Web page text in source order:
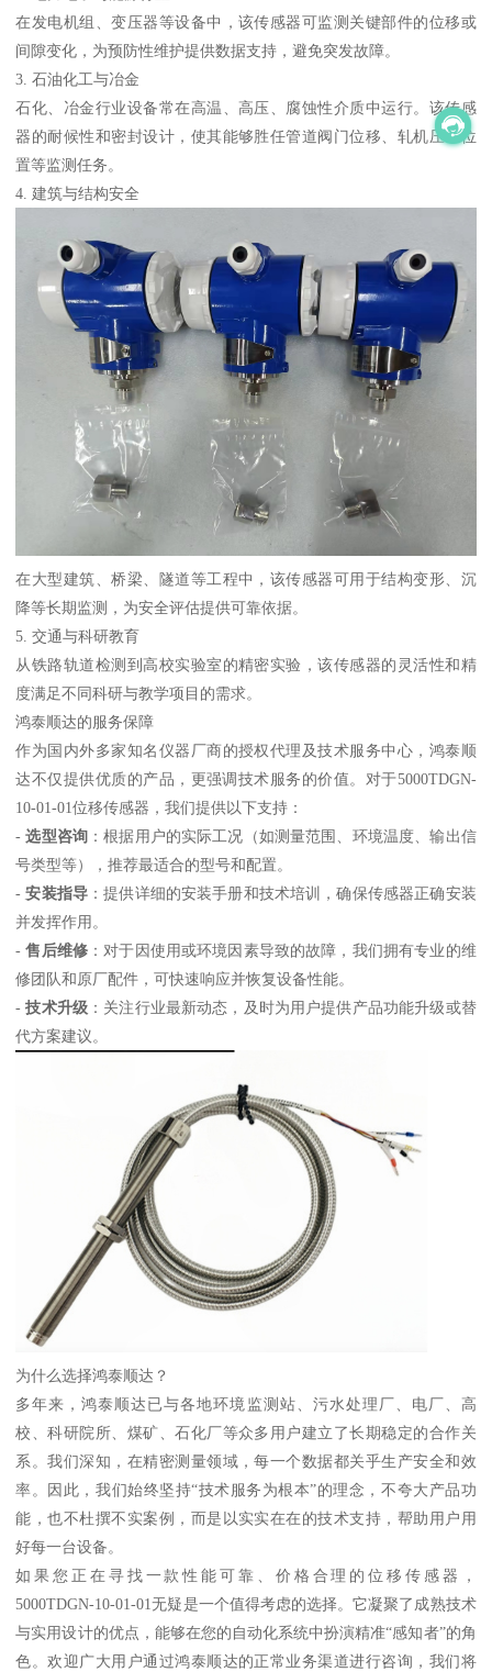
在发电机组、变压器等设备中，该传感器可监测关键部件的位移或
间隙变化，为预防性维护提供数据支持，避免突发故障。
3. 石油化工与冶金
石化、冶金行业设备常在高温、高压、腐蚀性介质中运行。该传感
器的耐候性和密封设计，使其能够胜任管道阀门位移、轧机压下位
置等监测任务。
4. 建筑与结构安全
在大型建筑、桥梁、隧道等工程中，该传感器可用于结构变形、沉
降等长期监测，为安全评估提供可靠依据。
5. 交通与科研教育
从铁路轨道检测到高校实验室的精密实验，该传感器的灵活性和精
度满足不同科研与教学项目的需求。
鸿泰顺达的服务保障
作为国内外多家知名仪器厂商的授权代理及技术服务中心，鸿泰顺
达不仅提供优质的产品，更强调技术服务的价值。对于5000TDGN-
10-01-01位移传感器，我们提供以下支持：
-选型咨询 ：根据用户的实际工况（如测量范围、环境温度、输出信
号类型等），推荐最适合的型号和配置。
-安装指导 ：提供详细的安装手册和技术培训，确保传感器正确安装
并发挥作用。
-售后维修 ：对于因使用或环境因素导致的故障，我们拥有专业的维
修团队和原厂配件，可快速响应并恢复设备性能。
-技术升级 ：关注行业最新动态，及时为用户提供产品功能升级或替
代方案建议。
为什么选择鸿泰顺达？
多年来，鸿泰顺达已与各地环境监测站、污水处理厂、电厂、高
校、科研院所、煤矿、石化厂等众多用户建立了长期稳定的合作关
系。我们深知，在精密测量领域，每一个数据都关乎生产安全和效
率。因此，我们始终坚持“技术服务为根本”的理念，不夸大产品功
能，也不杜撰不实案例，而是以实实在在的技术支持，帮助用户用
好每一台设备。
如果您正在寻找一款性能可靠、价格合理的位移传感器，
5000TDGN-10-01-01无疑是一个值得考虑的选择。它凝聚了成熟技术
与实用设计的优点，能够在您的自动化系统中扮演精准“感知者”的角
色。欢迎广大用户通过鸿泰顺达的正常业务渠道进行咨询，我们将